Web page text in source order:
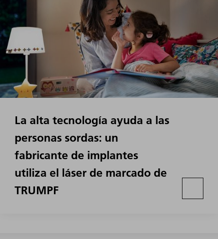
La alta tecnología ayuda a las
personas sordas: un
fabricante de implantes
utiliza el láser de marcado de
TRUMPF